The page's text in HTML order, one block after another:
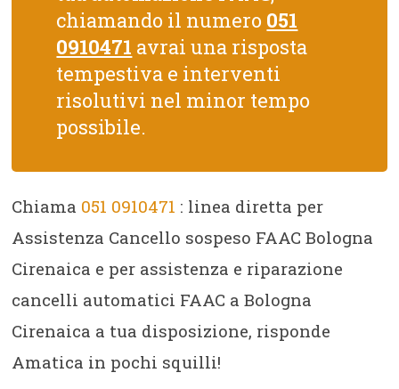
chiamando il numero 051
0910471 avrai una risposta
tempestiva e interventi
risolutivi nel minor tempo
possibile.
Chiama 051 0910471 : linea diretta per
Assistenza Cancello sospeso FAAC Bologna
Cirenaica e per assistenza e riparazione
cancelli automatici FAAC a Bologna
Cirenaica a tua disposizione, risponde
Amatica in pochi squilli!